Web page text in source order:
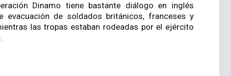
Dinamo tiene bastante diálogo en inglés
evacuación de soldados británicos, franceses y
las tropas estaban rodeadas por el ejército